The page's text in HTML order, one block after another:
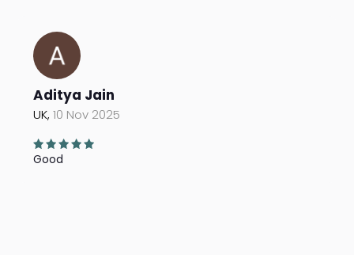
Aditya Jain
UK,10 Nov 2025
Good